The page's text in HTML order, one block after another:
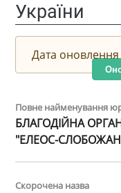
України
Дата
Повне найменування
БЛАГОДІЙНА
"ЕЛЕОС-
Скорочена назва